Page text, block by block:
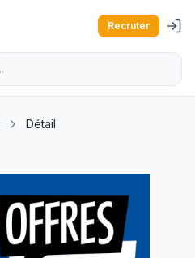
Recruter
Détail